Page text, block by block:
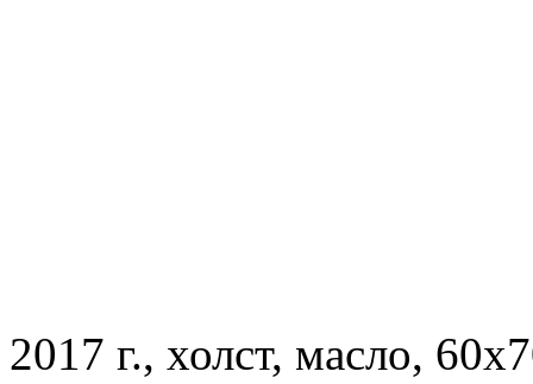
2017 г., холст, масло,